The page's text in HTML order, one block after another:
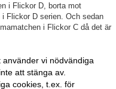
i Flickor D, borta mot
Flickor D serien. Och sedan
i Flickor C då det är
vi nödvändiga
att stänga av.
cookies, t.ex. för